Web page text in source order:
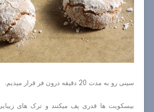
سینی رو به مدت 20 دقیقه درون فر قرار میدیم.
بیسکویت ها قدری پف میکنند و ترک های